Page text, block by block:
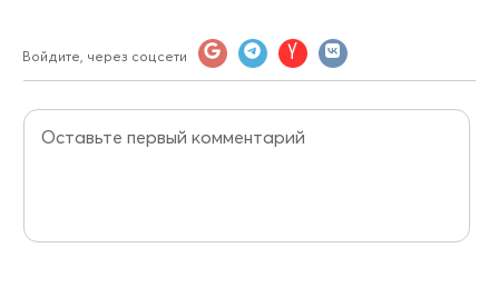
Войдите, через соцсети